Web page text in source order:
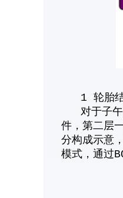
1 轮胎结
对于子午
件，第二层
分构成示意
模式，通过